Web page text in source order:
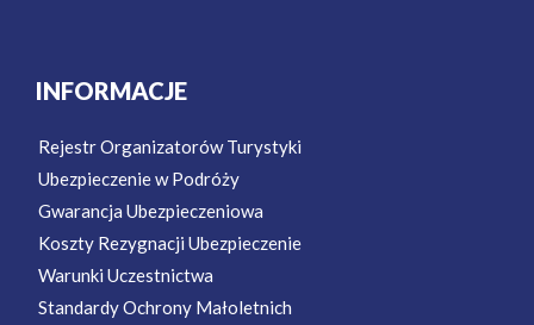
INFORMACJE
Rejestr Organizatorów Turystyki
Ubezpieczenie w Podróży
Gwarancja Ubezpieczeniowa
Koszty Rezygnacji Ubezpieczenie
Warunki Uczestnictwa
Standardy Ochrony Małoletnich